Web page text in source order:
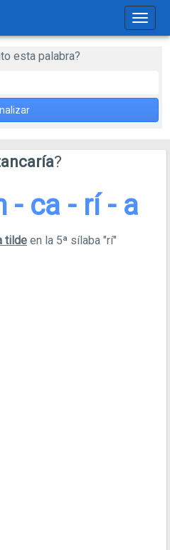
de
esta palabra?
?
- ca - rí - a
tilde en la 5ª sílaba "rí"